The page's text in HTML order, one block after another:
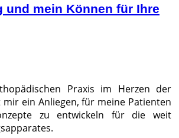
und mein Können für Ihre
Praxis im Herzen der
ein Anliegen, für meine Patienten
zu entwickeln für die weit